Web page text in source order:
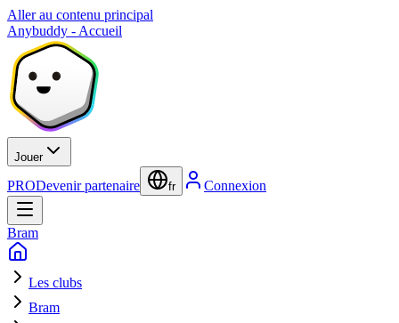
Aller au contenu principal
Anybuddy - Accueil
Jouer
PRODevenir partenaire fr Connexion
Bram
Les clubs
Bram